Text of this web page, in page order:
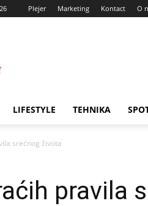
Plejer Marketing Kontact O
LIFESTYLE TEHNIKA
srećnog života
pravila